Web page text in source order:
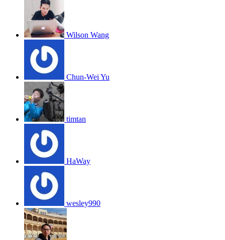
Wilson Wang
Chun-Wei Yu
timtan
HaWay
wesley990